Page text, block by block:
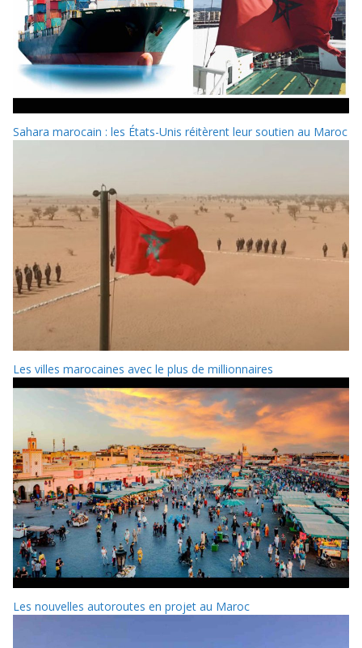
Sahara marocain : les États-Unis réitèrent leur soutien au Maroc
Les villes marocaines avec le plus de millionnaires
Les nouvelles autoroutes en projet au Maroc